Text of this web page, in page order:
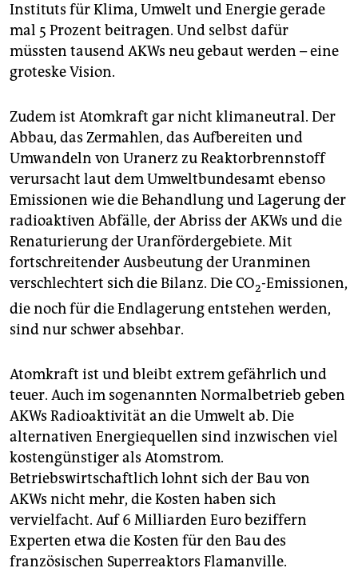
Instituts für Klima, Umwelt und Energie gerade
mal 5 Prozent beitragen. Und selbst dafür
müssten tausend AKWs neu gebaut werden – eine
groteske Vision.
Zudem ist Atomkraft gar nicht klimaneutral. Der
Abbau, das Zermahlen, das Aufbereiten und
Umwandeln von Uranerz zu Reaktorbrennstoff
verursacht laut dem Umweltbundesamt ebenso
Emissionen wie die Behandlung und Lagerung der
radioaktiven Abfälle, der Abriss der AKWs und die
Renaturierung der Uranfördergebiete. Mit
fortschreitender Ausbeutung der Uranminen
verschlechtert sich die Bilanz. Die CO2-Emissionen,
die noch für die Endlagerung entstehen werden,
sind nur schwer absehbar.
Atomkraft ist und bleibt extrem gefährlich und
teuer. Auch im sogenannten Normalbetrieb geben
AKWs Radioaktivität an die Umwelt ab. Die
alternativen Energiequellen sind inzwischen viel
kostengünstiger als Atomstrom.
Betriebswirtschaftlich lohnt sich der Bau von
AKWs nicht mehr, die Kosten haben sich
vervielfacht. Auf 6 Milliarden Euro beziffern
Experten etwa die Kosten für den Bau des
französischen Superreaktors Flamanville.